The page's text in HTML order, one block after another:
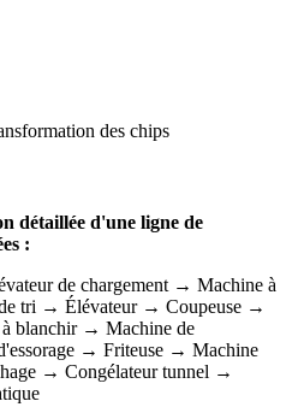
des chips
détaillée d'une ligne de
:
de chargement → Machine à
tri → Élévateur → Coupeuse →
blanchir → Machine de
→ Friteuse → Machine
→ Congélateur tunnel →